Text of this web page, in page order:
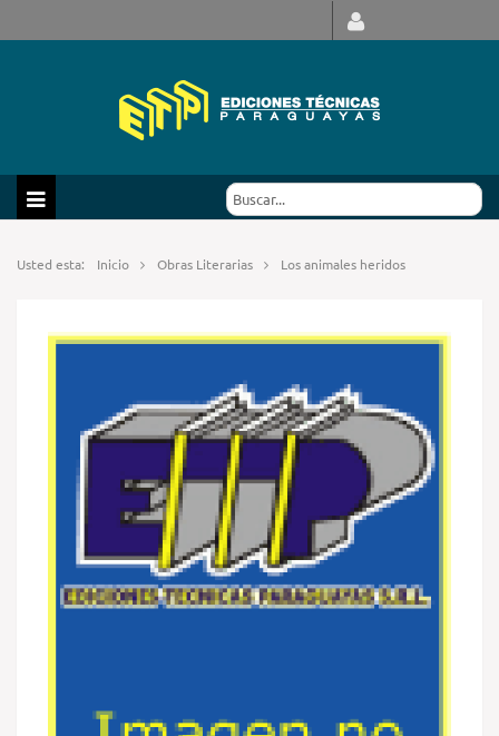
Usted esta: Inicio Obras Literarias Los animales heridos